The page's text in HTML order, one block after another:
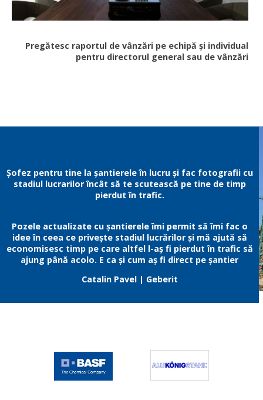
Pregătesc raportul de vânzări pe echipă și individual
pentru directorul general sau de vânzări
Șofez pentru tine la șantierele în lucru și fac fotografii cu
stadiul lucrarilor încât să te scutească pe tine de timp
pierdut în trafic.
Pozele actualizate cu șantierele îmi permit să îmi fac o
idee în ceea ce privește stadiul lucrărilor și mă ajută să
economisesc timp pe care altfel l-aș fi pierdut în trafic să
ajung până acolo. E ca și cum aș fi direct pe șantier
Catalin Pavel| Geberit